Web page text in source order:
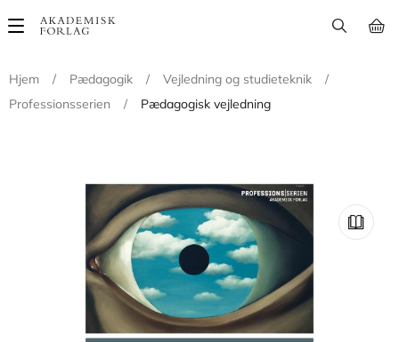
Main
Hjem
/ Pædagogik / Vejledning og studieteknik
/
Professionsserien
/ Pædagogisk vejledning